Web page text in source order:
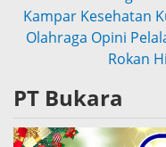
Kampar Kesehatan
Olahraga Opini
Rokan
PT Bukara